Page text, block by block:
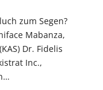
zum Segen?
Mabanza,
Dr. Fidelis
Inc.,